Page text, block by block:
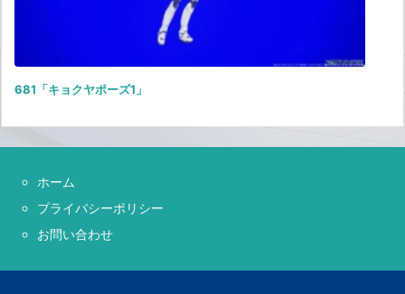
681「キョクヤポーズ1」
ホーム
プライバシーポリシー
お問い合わせ